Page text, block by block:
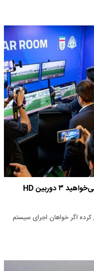
فدراسیون فوتبال به باشگاه‌ها: اگر VAR می‌خواهید ۳ دوربین HD
کرده اگر خواهان اجرای سیستم